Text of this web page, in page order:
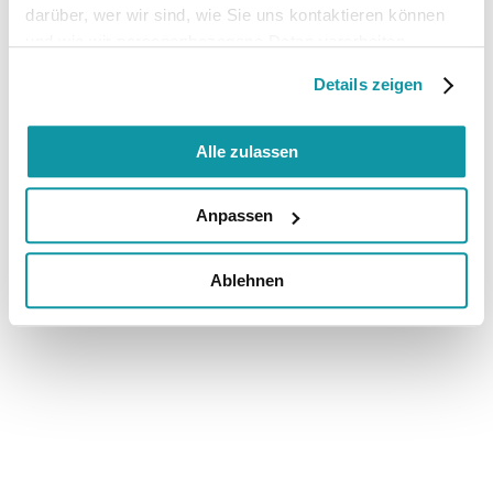
darüber, wer wir sind, wie Sie uns kontaktieren können
Details zeigen
Alle zulassen
Anpassen
Ablehnen